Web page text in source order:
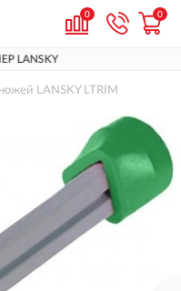
0 0
LANSKY LTRIM